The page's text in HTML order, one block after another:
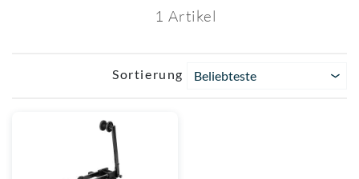
1 Artikel
Sortierung Beliebteste